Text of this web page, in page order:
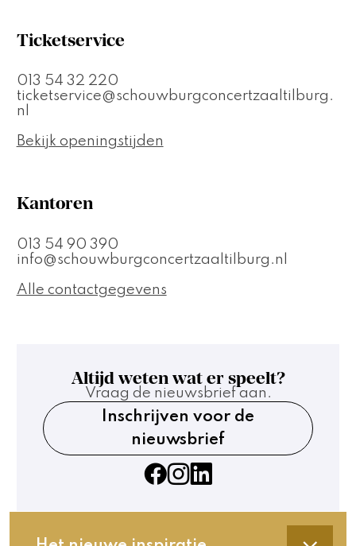
Ticketservice
013 54 32 220
ticketservice@schouwburgconcertzaaltilburg.
nl
Bekijk openingstijden
Kantoren
013 54 90 390
info@schouwburgconcertzaaltilburg.nl
Alle contactgegevens
Altijd weten wat er speelt?
Vraag de nieuwsbrief aan.
Inschrijven voor de
nieuwsbrief